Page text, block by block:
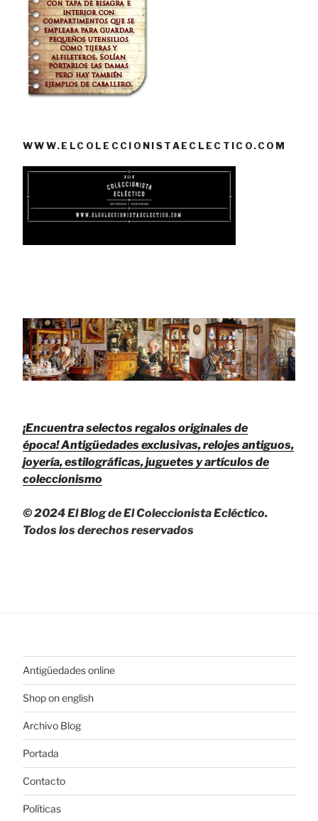
WWW.ELCOLECCIONISTAECLECTICO.COM
¡Encuentra selectos regalos originales de
época!Antigüedades exclusivas, relojes antiguos,
joyería, estilográficas, juguetes y artículos de
coleccionismo
© 2024 El Blog de El Coleccionista Ecléctico.
Todos los derechos reservados
Antigüedades online
Shop on english
Archivo Blog
Portada
Contacto
Políticas